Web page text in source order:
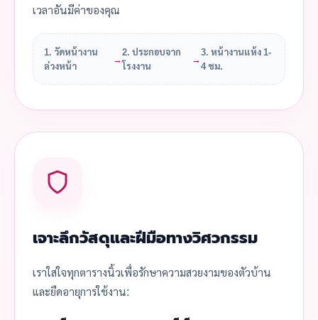
เวลาอันมีค่าของคุณ
1. วัดหน้างาน
ล่วงหน้า
→
2. ประกอบจาก
โรงงาน
→
3. หน้างานแห้ง 1-
4 ชม.
เจาะลึกวัสดุและฝีมือทางวิศวกรรม
เราใส่ใจทุกตารางนิ้วเพื่อรักษาความสวยงามของตัวบ้าน
และยืดอายุการใช้งาน: